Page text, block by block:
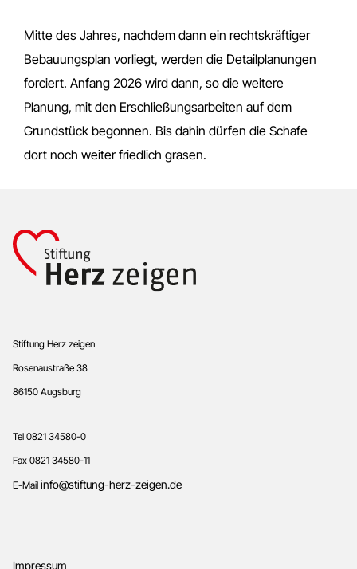
Mitte des Jahres, nachdem dann ein rechtskräftiger
Bebauungsplan vorliegt, werden die Detailplanungen
forciert. Anfang 2026 wird dann, so die weitere
Planung, mit den Erschließungsarbeiten auf dem
Grundstück begonnen. Bis dahin dürfen die Schafe
dort noch weiter friedlich grasen.
Footer
Stiftung Herz zeigen
Rosenaustraße 38
86150 Augsburg
Tel 0821 34580-0
Fax 0821 34580-11
E-Mail info@stiftung-herz-zeigen.de
Impressum